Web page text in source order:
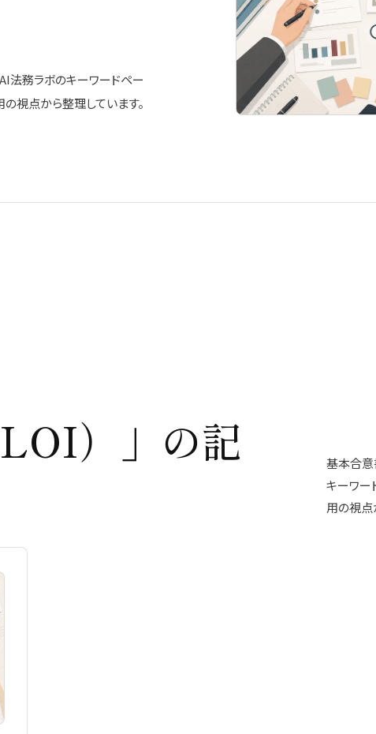
法務ラボのキーワードペー
視点から整理しています。
）」の記
基本合意
キーワー
用の視点